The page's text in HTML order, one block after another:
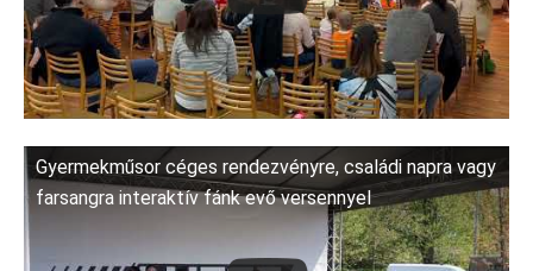
Gyermekműsor céges rendezvényre, családi napra vagy
farsangra interaktív fánk evő versennyel